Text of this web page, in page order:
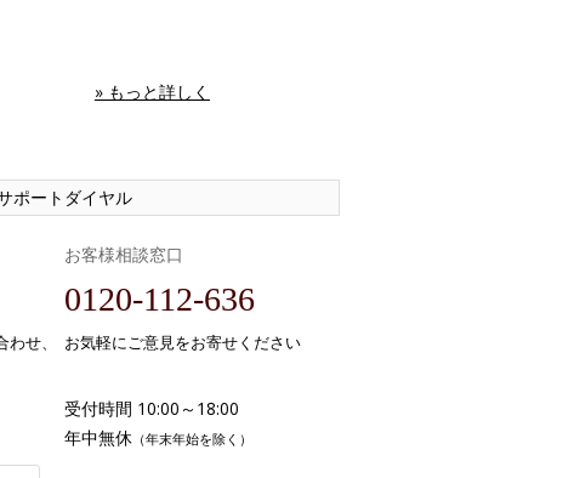
» もっと詳しく
ポートダイヤル
せ、
お客様相談窓口
0120-112-636
お気軽にご意見をお寄せください
受付時間 10:00～18:00
年中無休 （年末年始を除く）